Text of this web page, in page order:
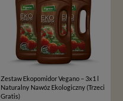
Zestaw Ekopomidor Vegano – 3x1 l
Naturalny Nawóz Ekologiczny (Trzeci
Gratis)